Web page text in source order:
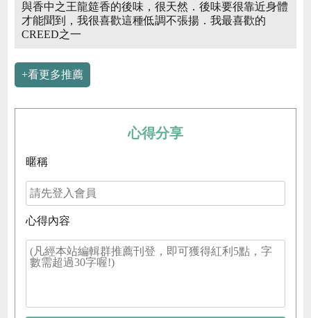
與香中之王龍筵香的後味，很天然．後味要很靠近身體
才能聞到，我很喜歡這種低調不張揚．我最喜歡的
CREED之一
+看更多推薦
心得分享
暱稱
心得內容